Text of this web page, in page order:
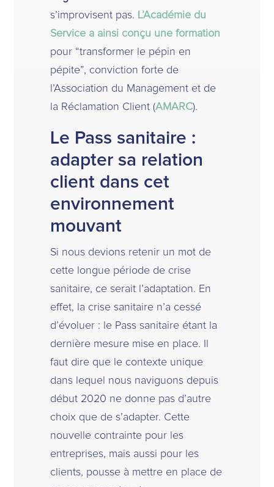
s’improvisent pas. L’Académie du
Service a ainsi conçu une formation
pour “transformer le pépin en
pépite”, conviction forte de
l’Association du Management et de
la Réclamation Client (AMARC).
Le Pass sanitaire :
adapter sa relation
client dans cet
environnement
mouvant
Si nous devions retenir un mot de
cette longue période de crise
sanitaire, ce serait l’adaptation. En
effet, la crise sanitaire n’a cessé
d’évoluer : le Pass sanitaire étant la
dernière mesure mise en place. Il
faut dire que le contexte unique
dans lequel nous naviguons depuis
début 2020 ne donne pas d’autre
choix que de s’adapter. Cette
nouvelle contrainte pour les
entreprises, mais aussi pour les
clients, pousse à mettre en place de